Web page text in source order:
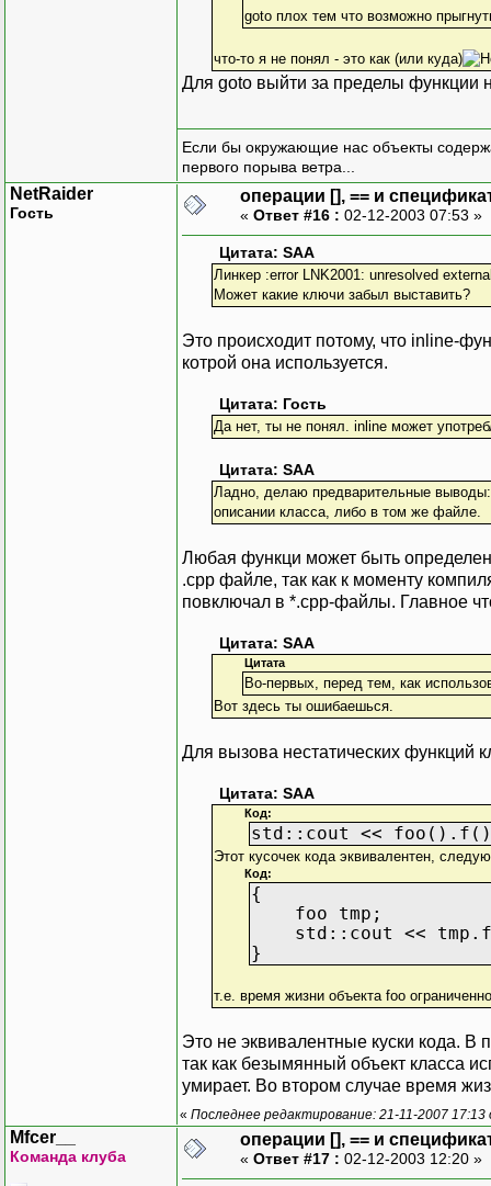
goto плох тем что возможно
что-то я не понял - это как (или куда)
Для goto выйти за пределы функции
Если бы окружающие нас объекты
первого порыва ветра...
NetRaider
Гость
операции [], == и
« Ответ #16 : 02-12-2003 07:53 »
Цитата: SAA
Линкер :error LNK2001: unresolved
Может какие ключи забыл выставить?
Это происходит потому, что inline-
котрой она используется.
Цитата: Гость
Да нет, ты не понял. inline может
Цитата: SAA
Ладно, делаю предварительные
описании класса, либо в том же файле.
Любая функци может быть
.cpp файле, так как к моменту
повключал в *.cpp-файлы. Главное
Цитата: SAA
Цитата
Во-первых, перед тем, как
Вот здесь ты ошибаешься.
Для вызова нестатических функций
Цитата: SAA
Код:
std::cout <<
Этот кусочек кода эквивалентен,
Код:
{
foo tmp;
std::cout <<
}
т.е. время жизни объекта foo
Это не эквивалентные куски кода. В
так как безымянный объект класса
умирает. Во втором случае время
« Последнее редактирование: 21-11-2007 17:13
Mfcer__
Команда клуба
операции [], == и
« Ответ #17 : 02-12-2003 12:20 »